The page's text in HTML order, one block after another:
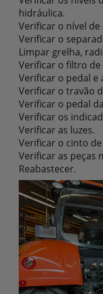
hidráulica.
Verificar o nível
Verificar o
Limpar grelha,
Verificar o filtro de
Verificar o pedal e
Verificar o travão
Verificar o pedal
Verificar os
Verificar as luzes.
Verificar o cinto
Verificar as peças
Reabastecer.